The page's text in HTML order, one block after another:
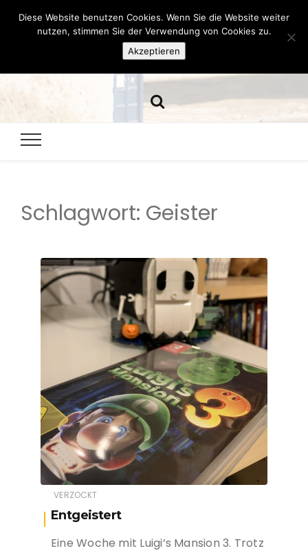
Hazamelistan
Schlagwort: Geister
VERZOCKT
Entgeistert
Eine Woche mit Luigi’s Mansion 3. Trotz
Diese Website benutzen Cookies. Wenn Sie die Website weiter
nutzen, stimmen Sie der Verwendung von Cookies zu.
Akzeptieren